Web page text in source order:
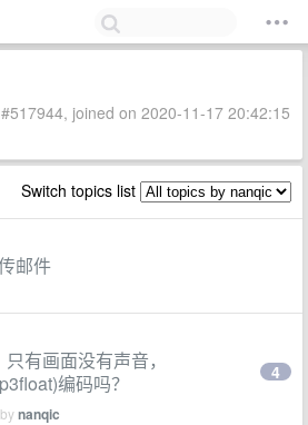
joined on 2020-11-17 20:42:15
Switch topics list
邮件
有画面没有声音，
编码吗？
nanqic
4